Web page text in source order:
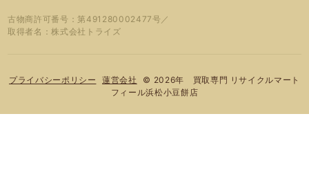
古物商許可番号：第491280002477号／
取得者名：株式会社トライズ
プライバシーポリシー 蓮営会社
© 2026年 買取専門 リサイクルマート
フィール浜松小豆餅店